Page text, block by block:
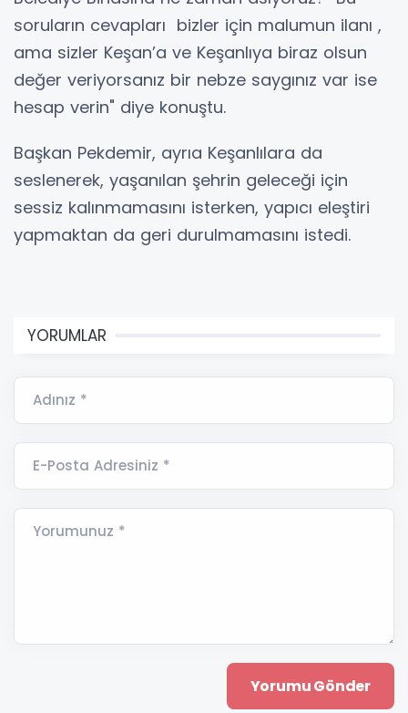
soruların cevapları bizler için malumun ilanı ,
ama sizler Keşan’a ve Keşanlıya biraz olsun
değer veriyorsanız bir nebze saygınız var ise
hesap verin" diye konuştu.
Başkan Pekdemir, ayrıa Keşanlılara da
seslenerek, yaşanılan şehrin geleceği için
sessiz kalınmamasını isterken, yapıcı eleştiri
yapmaktan da geri durulmamasını istedi.
YORUMLAR
Adınız *
E-Posta Adresiniz *
Yorumunuz *